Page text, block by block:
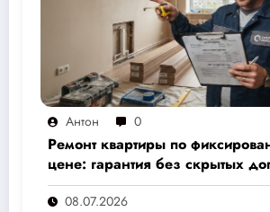
Антон 0
Ремонт квартиры по
цене: гарантия без скрытых
переплат
08.07.2026